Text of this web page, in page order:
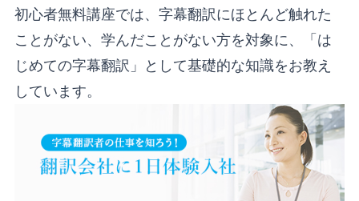
初心者無料講座では、字幕翻訳にほとんど触れた
ことがない、学んだことがない方を対象に、「は
じめての字幕翻訳」として基礎的な知識をお教え
しています。